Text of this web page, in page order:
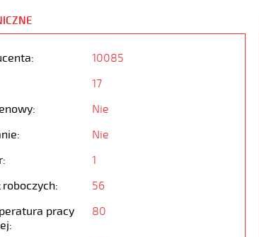
10085
17
Nie
Nie
1
roboczych:
56
pracy
80